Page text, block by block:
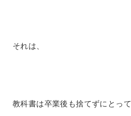
それは、
教科書は卒業後も捨てずにとっ